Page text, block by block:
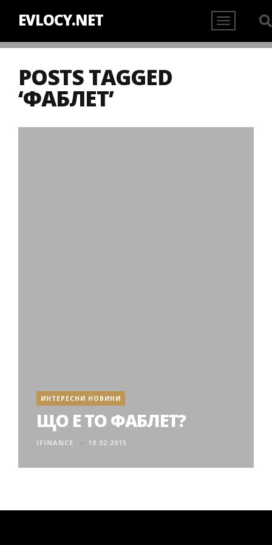
EVLOCY.NET
POSTS TAGGED
‘ФАБЛЕТ’
ИНТЕРЕСНИ НОВИНИ
ЩО Е ТО ФАБЛЕТ?
IFINANCE 18.02.2015